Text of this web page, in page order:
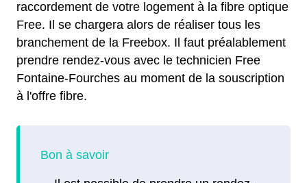
raccordement de votre logement à la fibre optique
Free. Il se chargera alors de réaliser tous les
branchement de la Freebox. Il faut préalablement
prendre rendez-vous avec le technicien Free
Fontaine-Fourches au moment de la souscription
à l'offre fibre.